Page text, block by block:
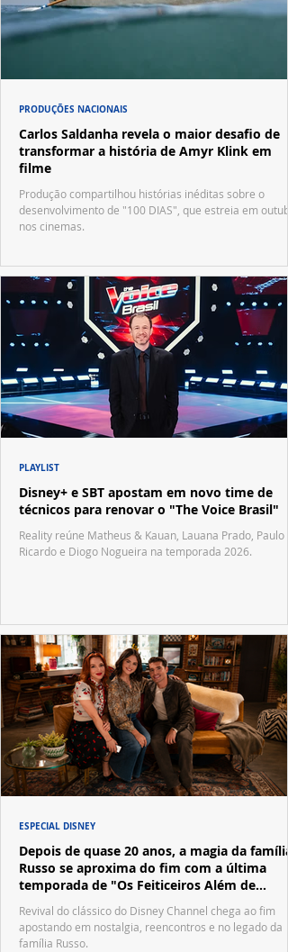
Carlos Saldanha revela o maior desafio de
transformar a história de Amyr Klink em
filme
Produção compartilhou histórias inéditas sobre o
desenvolvimento de "100 DIAS", que estreia em
nos cinemas.
PRODUÇÕES NACIONAIS
Disney+ e SBT apostam em novo time de
técnicos para renovar o "The Voice Brasil"
Reality reúne Matheus & Kauan, Lauana Prado, Paulo
Ricardo e Diogo Nogueira na temporada 2026.
PLAYLIST
Depois de quase 20 anos, a magia da família
Russo se aproxima do fim com a última
temporada de "Os Feiticeiros Além de
Waverly Place"
Revival do clássico do Disney Channel chega ao fim
apostando em nostalgia, reencontros e no legado da
família Russo.
ESPECIAL DISNEY